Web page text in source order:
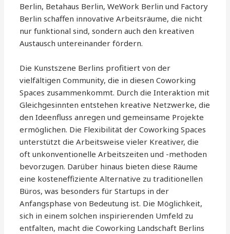
Berlin, Betahaus Berlin, WeWork Berlin und Factory
Berlin schaffen innovative Arbeitsräume, die nicht
nur funktional sind, sondern auch den kreativen
Austausch untereinander fördern.
Die Kunstszene Berlins profitiert von der
vielfältigen Community, die in diesen Coworking
Spaces zusammenkommt. Durch die Interaktion mit
Gleichgesinnten entstehen kreative Netzwerke, die
den Ideenfluss anregen und gemeinsame Projekte
ermöglichen. Die Flexibilität der Coworking Spaces
unterstützt die Arbeitsweise vieler Kreativer, die
oft unkonventionelle Arbeitszeiten und -methoden
bevorzugen. Darüber hinaus bieten diese Räume
eine kosteneffiziente Alternative zu traditionellen
Büros, was besonders für Startups in der
Anfangsphase von Bedeutung ist. Die Möglichkeit,
sich in einem solchen inspirierenden Umfeld zu
entfalten, macht die Coworking Landschaft Berlins